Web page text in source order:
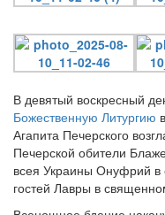
В девятый воскресный
Божественную Литургию
Агапита Печерского
Печерской обители
всея Украины Онуфрий в
гостей Лавры в